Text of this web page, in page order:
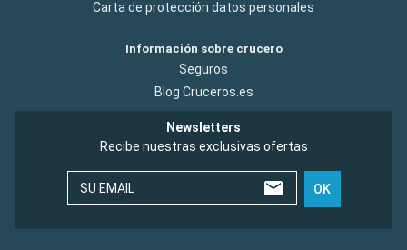
Carta de protección datos personales
Información sobre crucero
Seguros
Blog Cruceros.es
Newsletters
Recibe nuestras exclusivas ofertas
SU EMAIL OK